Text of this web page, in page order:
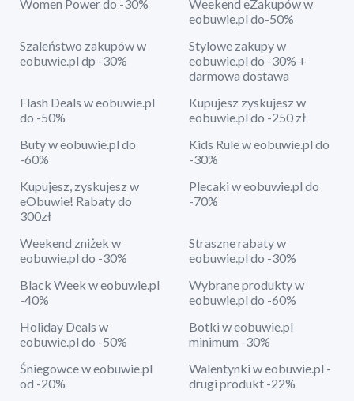
Women Power do -30%
Weekend eZakupów w
eobuwie.pl do-50%
Szaleństwo zakupów w
eobuwie.pl dp -30%
Stylowe zakupy w
eobuwie.pl do -30% +
darmowa dostawa
Flash Deals w eobuwie.pl
do -50%
Kupujesz zyskujesz w
eobuwie.pl do -250 zł
Buty w eobuwie.pl do
-60%
Kids Rule w eobuwie.pl do
-30%
Kupujesz, zyskujesz w
eObuwie! Rabaty do
300zł
Plecaki w eobuwie.pl do
-70%
Weekend zniżek w
eobuwie.pl do -30%
Straszne rabaty w
eobuwie.pl do -30%
Black Week w eobuwie.pl
-40%
Wybrane produkty w
eobuwie.pl do -60%
Holiday Deals w
eobuwie.pl do -50%
Botki w eobuwie.pl
minimum -30%
Śniegowce w eobuwie.pl
od -20%
Walentynki w eobuwie.pl -
drugi produkt -22%